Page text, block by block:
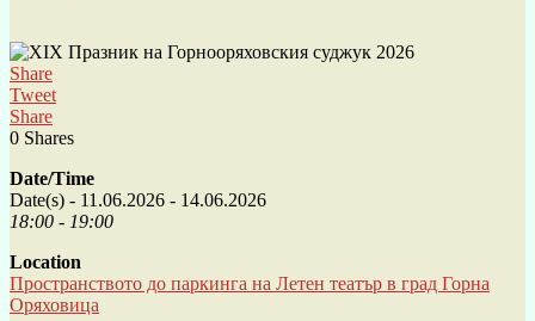
Share
Tweet
Share
0 Shares
Date/Time
Date(s) - 11.06.2026 - 14.06.2026
18:00 - 19:00
Location
Пространството до паркинга на Летен театър в град Горна
Оряховица